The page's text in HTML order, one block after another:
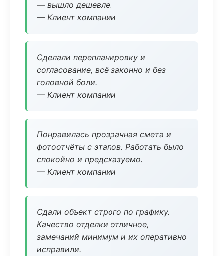
— вышло дешевле.
— Клиент компании
Сделали перепланировку и
согласование, всё законно и без
головной боли.
— Клиент компании
Понравилась прозрачная смета и
фотоотчёты с этапов. Работать было
спокойно и предсказуемо.
— Клиент компании
Сдали объект строго по графику.
Качество отделки отличное,
замечаний минимум и их оперативно
исправили.